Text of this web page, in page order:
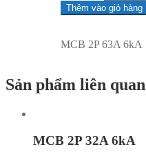
Thêm vào giỏ hàng
MCB 2P 63A 6kA
Sản phẩm liên quan
MCB 2P 32A 6kA